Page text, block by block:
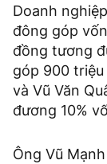
Doanh
đông góp
đồng tương
góp 900
và Vũ Văn
đương 10%
Ông Vũ